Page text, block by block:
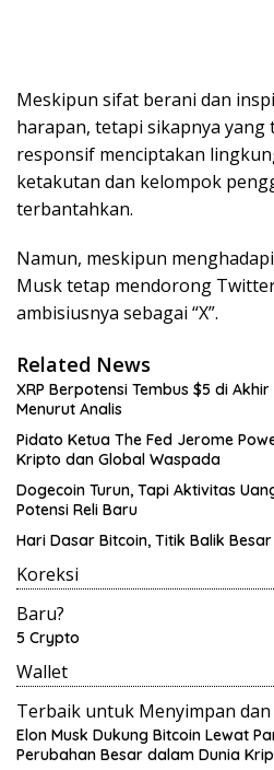
Meskipun sifat berani dan
harapan, tetapi sikapnya
responsif menciptakan
ketakutan dan kelompok
terbantahkan.
Namun, meskipun
Musk tetap mendorong
ambisiusnya sebagai “X”.
Related News
XRP Berpotensi Tembus $5 di
Menurut Analis
Pidato Ketua The Fed Jerome
Kripto dan Global Waspada
Dogecoin Turun, Tapi Aktivitas
Potensi Reli Baru
Hari Dasar Bitcoin, Titik Balik
Koreksi
Baru?
5 Crypto
Wallet
Terbaik untuk Menyimpan
Elon Musk Dukung Bitcoin Lewat
Perubahan Besar dalam Dunia